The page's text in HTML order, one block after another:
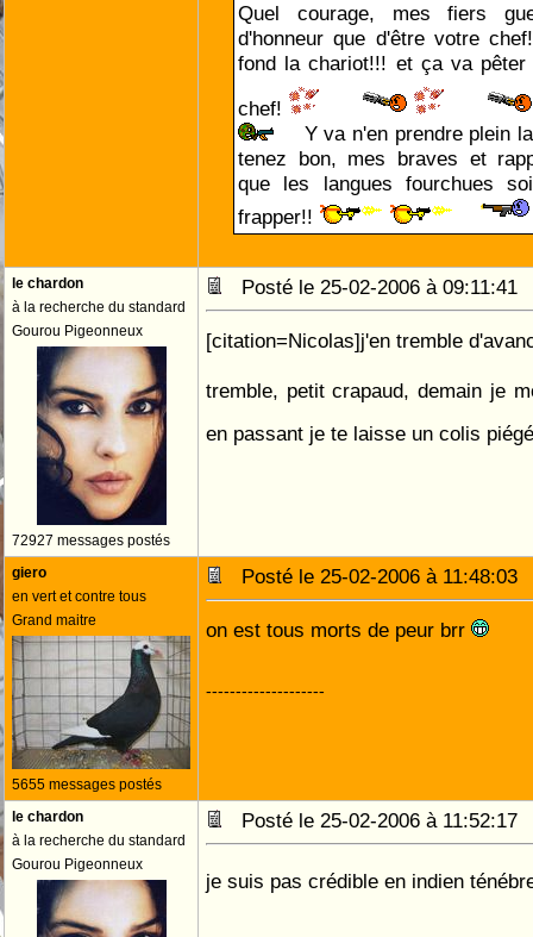
Quel courage, mes fiers
d'honneur que d'être votre
fond la chariot!!! et ça va
chef!
Y va n'en prendre plein
tenez bon, mes braves et
que les langues fourchues
frapper!!
le chardon
à la recherche du standard
Gourou Pigeonneux
72927 messages postés
Posté le 25-02-2006 à
[citation=Nicolas]j'en tremble
tremble, petit crapaud, demain je
en passant je te laisse un colis
giero
en vert et contre tous
Grand maitre
5655 messages postés
Posté le 25-02-2006 à
on est tous morts de peur brr
--------------------
le chardon
à la recherche du standard
Gourou Pigeonneux
Posté le 25-02-2006 à
je suis pas crédible en indien